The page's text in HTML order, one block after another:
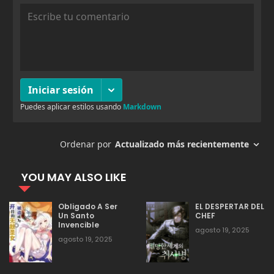
Capitulo 99 agosto 19, 2025 52
agosto 19, 2025
Capitulo 96 agosto 19, 2025 61
YOU MAY ALSO LIKE
Obligado A Ser
Un Santo
Invencible
agosto 19, 2025
EL DESPERTAR DEL
CHEF
agosto 19, 2025